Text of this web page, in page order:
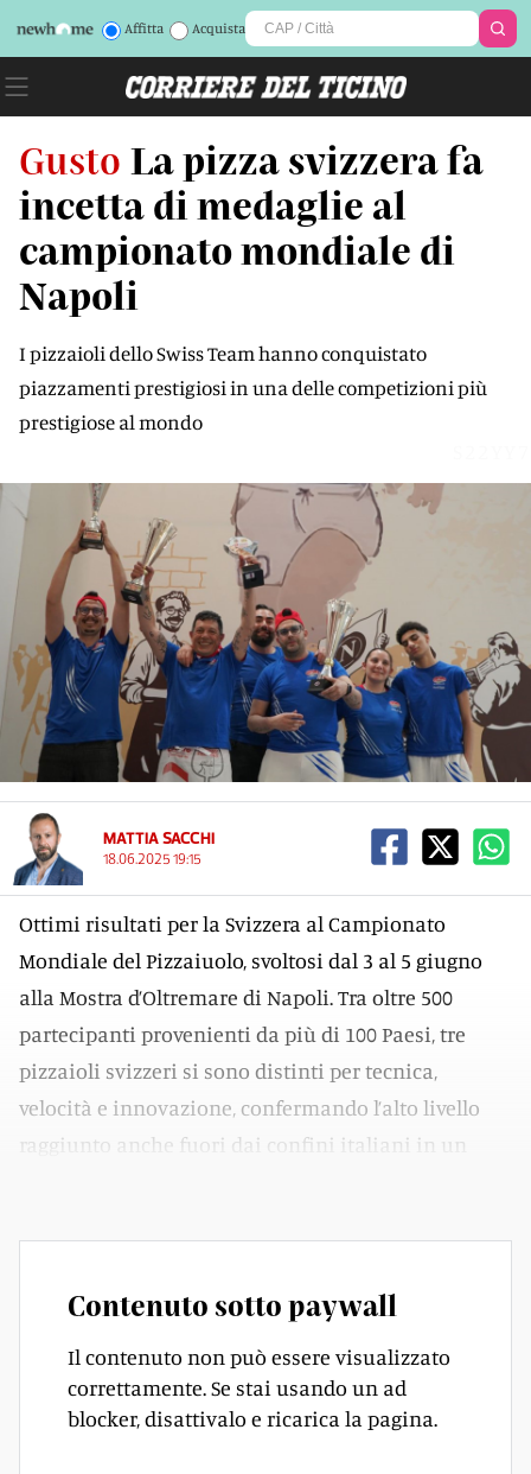
Affitta Acquista
Gusto La pizza svizzera fa
incetta di medaglie al
campionato mondiale di
Napoli
I pizzaioli dello Swiss Team hanno conquistato
piazzamenti prestigiosi in una delle competizioni più
prestigiose al mondo
MATTIA SACCHI
18.06.2025 19:15
Ottimi risultati per la Svizzera al Campionato
Mondiale del Pizzaiuolo, svoltosi dal 3 al 5 giugno
alla Mostra d’Oltremare di Napoli. Tra oltre 500
partecipanti provenienti da più di 100 Paesi, tre
pizzaioli svizzeri si sono distinti per tecnica,
velocità e innovazione, confermando l’alto livello
raggiunto anche fuori dai confini italiani in un
Contenuto sotto paywall
Il contenuto non può essere visualizzato
correttamente. Se stai usando un ad
blocker, disattivalo e ricarica la pagina.